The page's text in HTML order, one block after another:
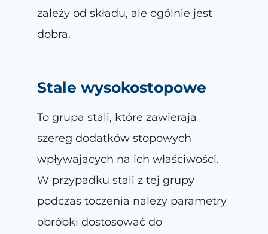
zależy od składu, ale ogólnie jest
dobra.
Stale wysokostopowe
To grupa stali, które zawierają
szereg dodatków stopowych
wpływających na ich właściwości.
W przypadku stali z tej grupy
podczas toczenia należy parametry
obróbki dostosować do